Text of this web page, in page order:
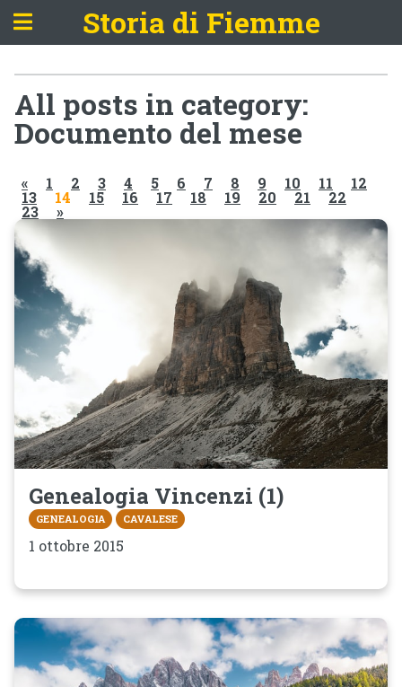
Storia di Fiemme
All posts in category:
Documento del mese
« 1 2 3 4 5 6 7 8 9 10 11 12
13 14 15 16 17 18 19 20 21 22
23 »
Genealogia Vincenzi (1)
GENEALOGIA CAVALESE
1 ottobre 2015